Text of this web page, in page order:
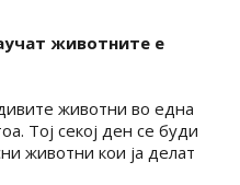
животните е
животни во една
Тој секој ден се буди
животни кои ја делат